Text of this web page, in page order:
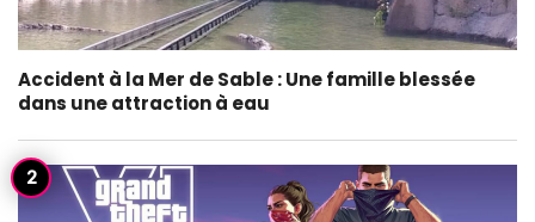
Accident à la Mer de Sable : Une famille blessée
dans une attraction à eau